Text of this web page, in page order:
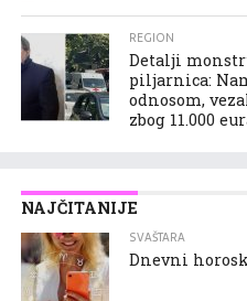
REGION
Detalji
piljarnica:
odnosom,
zbog 11.000
NAJČITANIJE
SVAŠTARA
Dnevni